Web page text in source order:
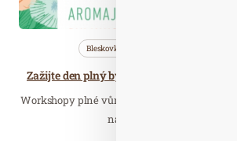
Bleskovky
Workshopy plné vůní, přednášky o léčivých
nákupy, poradny bylinářů a…